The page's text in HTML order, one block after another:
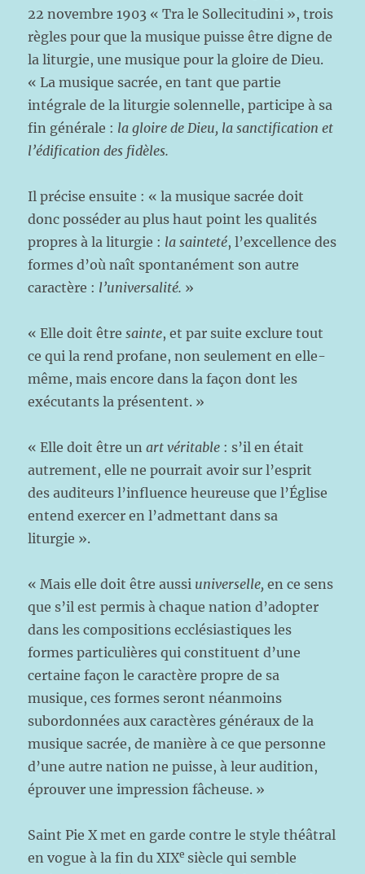
22 novembre 1903 « Tra le Sollecitudini », trois
règles pour que la musique puisse être digne de
la liturgie, une musique pour la gloire de Dieu.
« La musique sacrée, en tant que partie
intégrale de la liturgie solennelle, participe à sa
fin générale : la gloire de Dieu, la sanctification et
l’édification des fidèles.
Il précise ensuite : « la musique sacrée doit
donc posséder au plus haut point les qualités
propres à la liturgie : la sainteté, l’excellence des
formes d’où naît spontanément son autre
caractère : l’universalité. »
« Elle doit êtresainte, et par suite exclure tout
ce qui la rend profane, non seulement en elle-
même, mais encore dans la façon dont les
exécutants la présentent. »
« Elle doit être unart véritable : s’il en était
autrement, elle ne pourrait avoir sur l’esprit
des auditeurs l’influence heureuse que l’Église
entend exercer en l’admettant dans sa
liturgie ».
« Mais elle doit être aussi universelle,en ce sens
que s’il est permis à chaque nation d’adopter
dans les compositions ecclésiastiques les
formes particulières qui constituent d’une
certaine façon le caractère propre de sa
musique, ces formes seront néanmoins
subordonnées aux caractères généraux de la
musique sacrée, de manière à ce que personne
d’une autre nation ne puisse, à leur audition,
éprouver une impression fâcheuse. »
Saint Pie X met en garde contre le style théâtral
en vogue à la fin du XIXe siècle qui semble